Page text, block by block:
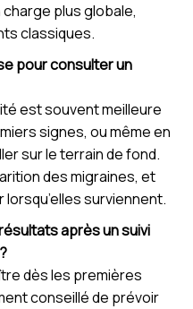
plus globale,
classiques.
pour consulter un
est souvent meilleure
signes, ou même en
sur le terrain de fond.
des migraines, et
surviennent.
après un suivi
dès les premières
conseillé de prévoir